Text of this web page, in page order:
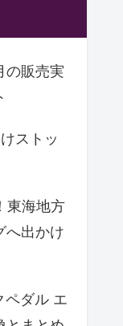
の販売実
ストッ
東海地方
へ出かけ
ペダル エ